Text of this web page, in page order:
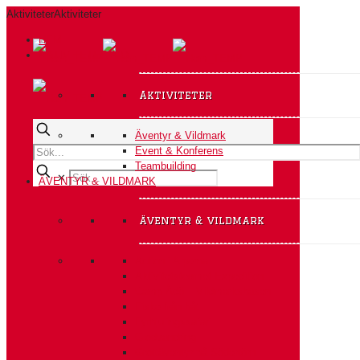
AktiviteterAktiviteter
HEM
AKTIVITETER A-Ö
Aktiviteter
Äventyr & Vildmark
Event & Konferens
Teambuilding
ÄVENTYR & VILDMARK
äventyr & vildmark
✕